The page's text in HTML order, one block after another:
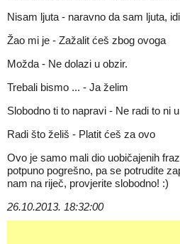
Nisam ljuta - naravno da sam ljuta,
Žao mi je - Zažalit ćeš zbog ovoga
Možda - Ne dolazi u obzir.
Trebali bismo ... - Ja želim
Slobodno ti to napravi - Ne radi to ni
Radi što želiš - Platit ćeš za ovo
Ovo je samo mali dio uobičajenih
potpuno pogrešno, pa se potrudite
nam na riječ, provjerite slobodno! :)
26.10.2013. 18:32:00